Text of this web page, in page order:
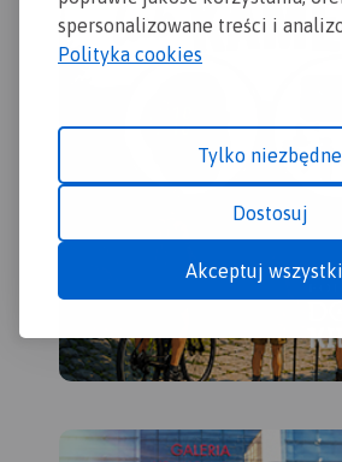
spersonalizowane treści i
Polityka cookies
Tylko niezbędne
Dostosuj
Akceptuj
szczególnie interesujące
aktywnych.